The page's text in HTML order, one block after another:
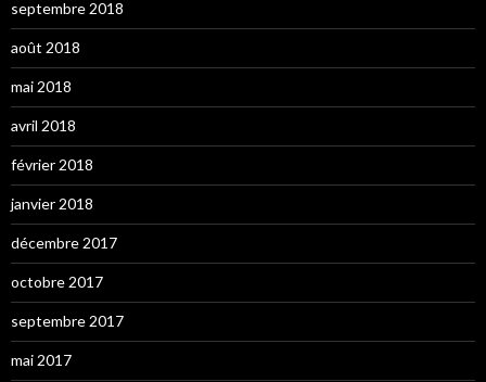
septembre 2018
août 2018
mai 2018
avril 2018
février 2018
janvier 2018
décembre 2017
octobre 2017
septembre 2017
mai 2017